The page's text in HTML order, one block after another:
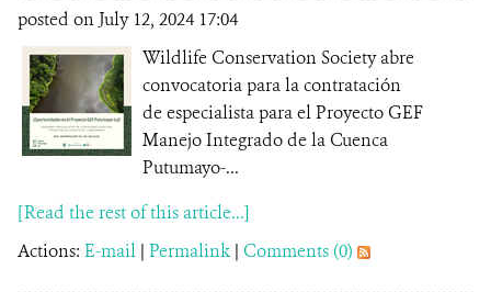
posted on July 12, 2024 17:04
Wildlife Conservation Society abre
convocatoria para la contratación
de especialista para el Proyecto GEF
Manejo Integrado de la Cuenca
Putumayo-...
[Read the rest of this article...]
Actions: E-mail | Permalink | Comments (0)